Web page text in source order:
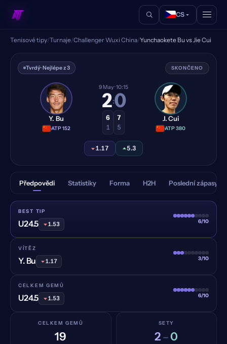
CS
Yunchaokete Bu vs Jie Cui
Tenisové tipy/Turnaje/Challenger Wuxi China/Yunchaokete Bu vs Jie Cui
Tvrdý· Nejlépe z 3 SKONČENO
Y. Bu
·ATP 152
9 May· 10:15
2:0
6
1
7
5
J. Cui
·ATP 380
1.17 5.3
Předpovědi Statistiky Forma H2H Poslední zápasy
BEST TIP
U24.5 1.53 6/10
VÍTĚZ
Y. Bu 1.17 3/10
CELKEM GEMŮ
U24.5 1.53 6/10
CELKEM GEMŮ
19
SETY
2 –0